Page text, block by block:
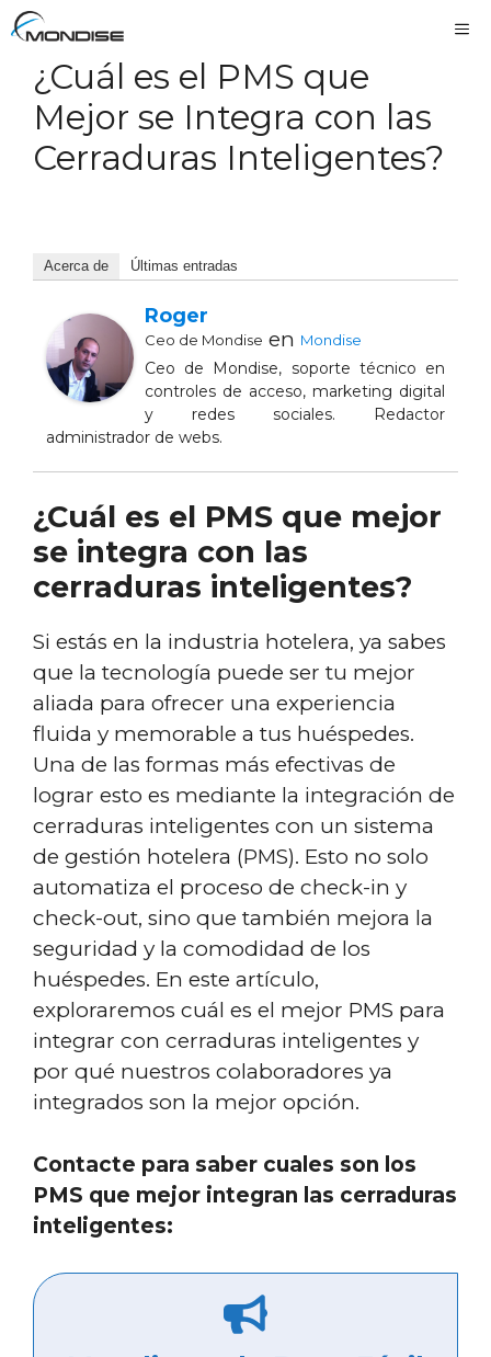
Saltar
al
contenido
¿Cuál es el PMS que
Mejor se Integra con las
Cerraduras Inteligentes?
Acerca de Últimas entradas
Roger
Ceo de Mondise en Mondise
Ceo de Mondise, soporte técnico en
controles de acceso, marketing digital
y redes sociales. Redactor
administrador de webs.
¿Cuál es el PMS que mejor
se integra con las
cerraduras inteligentes?
Si estás en la industria hotelera, ya sabes
que la tecnología puede ser tu mejor
aliada para ofrecer una experiencia
fluida y memorable a tus huéspedes.
Una de las formas más efectivas de
lograr esto es mediante la integración de
cerraduras inteligentes con un sistema
de gestión hotelera (PMS). Esto no solo
automatiza el proceso de check-in y
check-out, sino que también mejora la
seguridad y la comodidad de los
huéspedes. En este artículo,
exploraremos cuál es el mejor PMS para
integrar con cerraduras inteligentes y
por qué nuestros colaboradores ya
integrados son la mejor opción.
Contacte para saber cuales son los
PMS que mejor integran las cerraduras
inteligentes: